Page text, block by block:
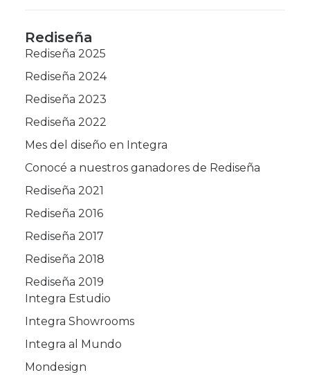
Rediseña
Rediseña 2025
Rediseña 2024
Rediseña 2023
Rediseña 2022
Mes del diseño en Integra
Conocé a nuestros ganadores de Rediseña
Rediseña 2021
Rediseña 2016
Rediseña 2017
Rediseña 2018
Rediseña 2019
Integra Estudio
Integra Showrooms
Integra al Mundo
Mondesign